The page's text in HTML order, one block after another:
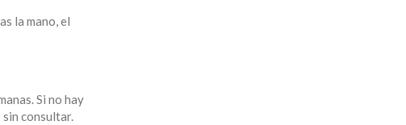
la mano, el
Si no hay
sin consultar.